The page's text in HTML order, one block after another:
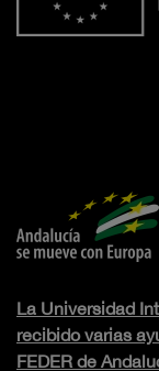
La Universidad
recibido varias
FEDER de